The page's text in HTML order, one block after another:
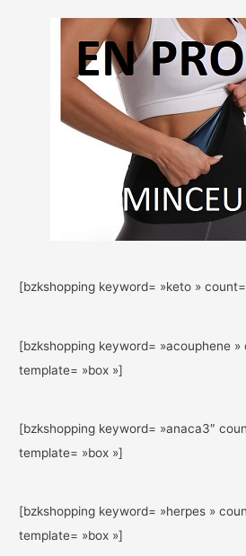
[bzkshopping keyword= »keto »
[bzkshopping keyword= »acouphene »
template= »box »]
[bzkshopping keyword= »anaca3″
template= »box »]
[bzkshopping keyword= »herpes »
template= »box »]